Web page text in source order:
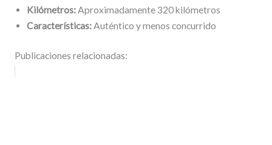
Kilómetros:Aproximadamente 320 kilómetros
Características:Auténtico y menos concurrido
Publicaciones relacionadas: